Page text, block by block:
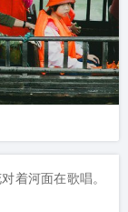
着河面在歌唱。